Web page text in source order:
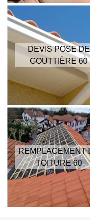
DEVIS POSE DE
GOUTTIÈRE 60
REMPLACEMENT
TOITURE 60